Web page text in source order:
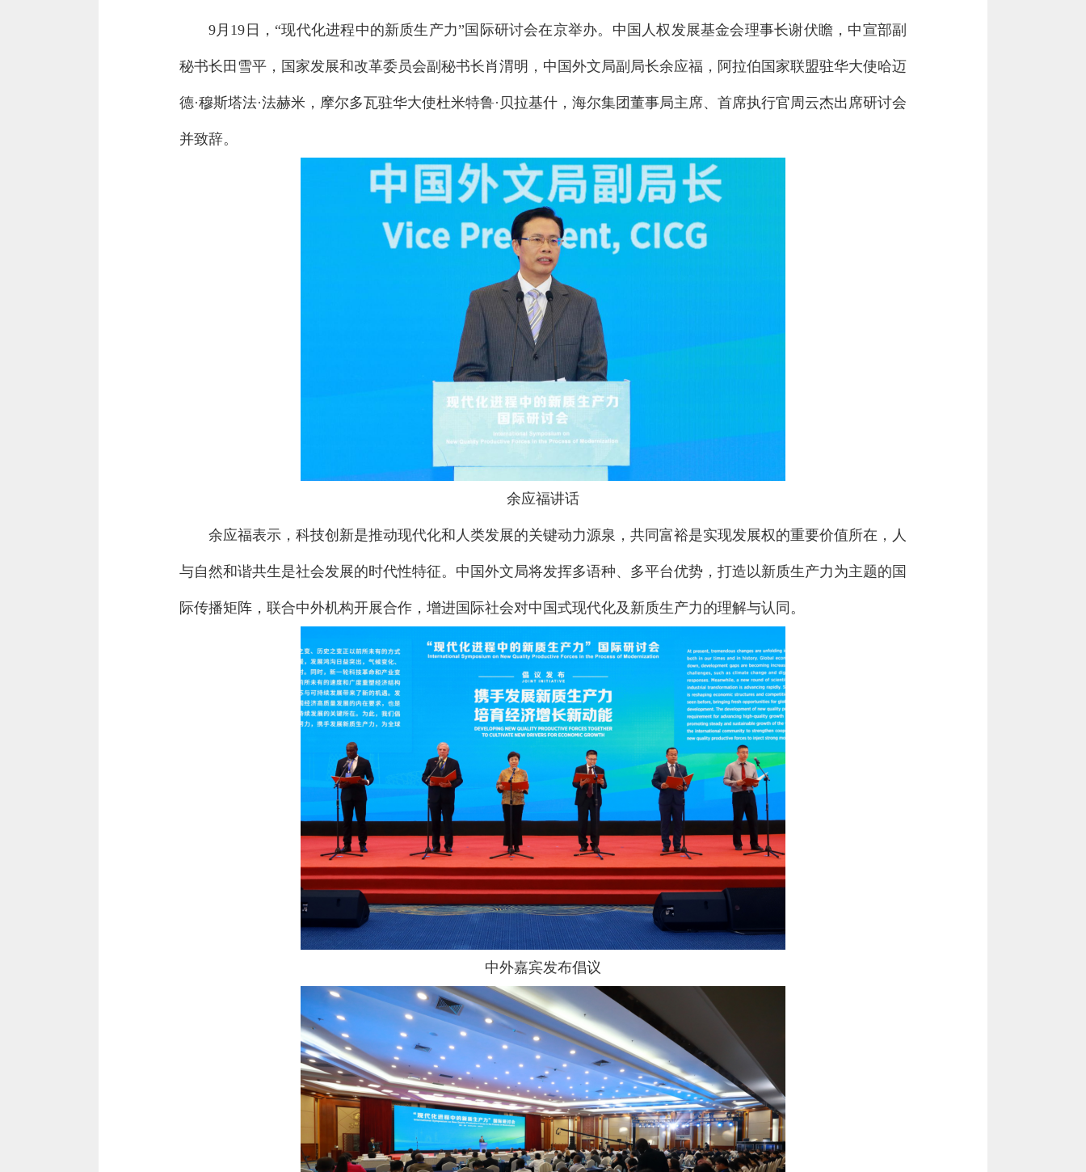
9月19日，“现代化进程中的新质生产力”国际研讨会在京举办。中国人权发展基金会理事长谢伏瞻，中宣部副
秘书长田雪平，国家发展和改革委员会副秘书长肖渭明，中国外文局副局长余应福，阿拉伯国家联盟驻华大使哈迈
德·穆斯塔法·法赫米，摩尔多瓦驻华大使杜米特鲁·贝拉基什，海尔集团董事局主席、首席执行官周云杰出席研讨会
并致辞。
余应福讲话
余应福表示，科技创新是推动现代化和人类发展的关键动力源泉，共同富裕是实现发展权的重要价值所在，人
与自然和谐共生是社会发展的时代性特征。中国外文局将发挥多语种、多平台优势，打造以新质生产力为主题的国
际传播矩阵，联合中外机构开展合作，增进国际社会对中国式现代化及新质生产力的理解与认同。
中外嘉宾发布倡议